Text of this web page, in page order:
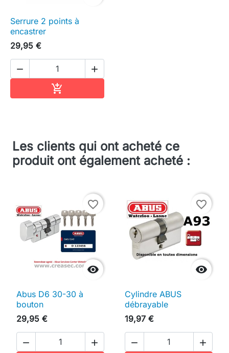
Serrure 2 points à
encastrer
29,95 €
 

Les clients qui ont acheté ce
produit ont également acheté :

favorite_border
Abus D6 30-30 à
bouton
29,95 €
 

favorite_border
Cylindre ABUS
débrayable
19,97 €
 